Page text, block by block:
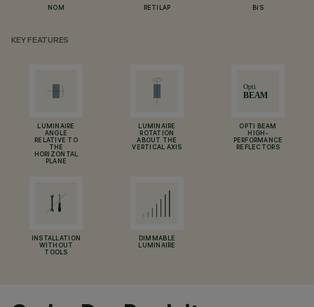
NOM RETILAP BIS
KEY FEATURES
LUMINAIRE
ANGLE
RELATIVE TO
THE
HORIZONTAL
PLANE
LUMINAIRE
ROTATION
ABOUT THE
VERTICAL AXIS
OPTI BEAM
HIGH-
PERFORMANCE
REFLECTORS
INSTALLATION
WITHOUT
TOOLS
DIMMABLE
LUMINAIRE